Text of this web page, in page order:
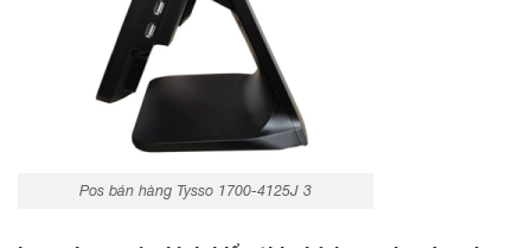
Pos bán hàng Tysso 1700-4125J 3